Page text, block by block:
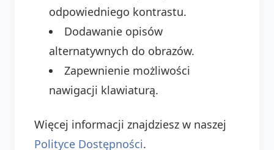
odpowiedniego kontrastu.
Dodawanie opisów
alternatywnych do obrazów.
Zapewnienie możliwości
nawigacji klawiaturą.
Więcej informacji znajdziesz w naszej
Polityce Dostępności.